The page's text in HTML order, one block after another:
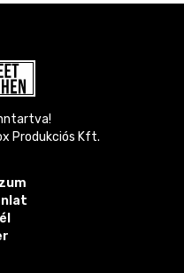
Produkciós Kft.